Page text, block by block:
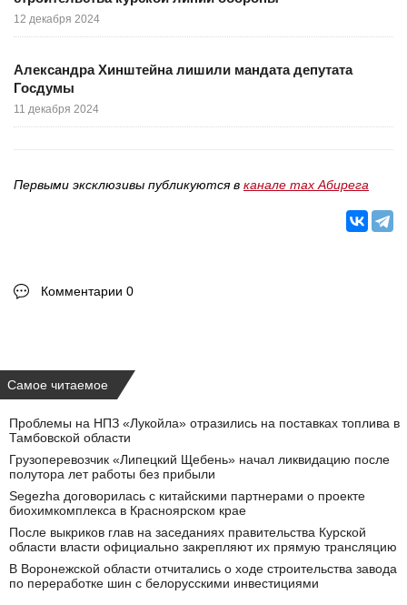
12 декабря 2024
Александра Хинштейна лишили мандата депутата
Госдумы
11 декабря 2024
Первыми эксклюзивы публикуются в канале max Абирега
Комментарии 0
Самое читаемое
Проблемы на НПЗ «Лукойла» отразились на поставках топлива в
Тамбовской области
Грузоперевозчик «Липецкий Щебень» начал ликвидацию после
полутора лет работы без прибыли
Segezha договорилась с китайскими партнерами о проекте
биохимкомплекса в Красноярском крае
После выкриков глав на заседаниях правительства Курской
области власти официально закрепляют их прямую трансляцию
В Воронежской области отчитались о ходе строительства завода
по переработке шин с белорусскими инвестициями